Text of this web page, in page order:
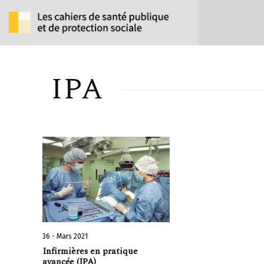
IPA
36 - Mars 2021
Infirmières en pratique